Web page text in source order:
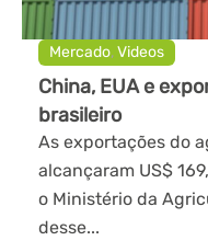
Mercado,Videos
China, EUA e
brasileiro
As exportações do
alcançaram US$
o Ministério da
desse...